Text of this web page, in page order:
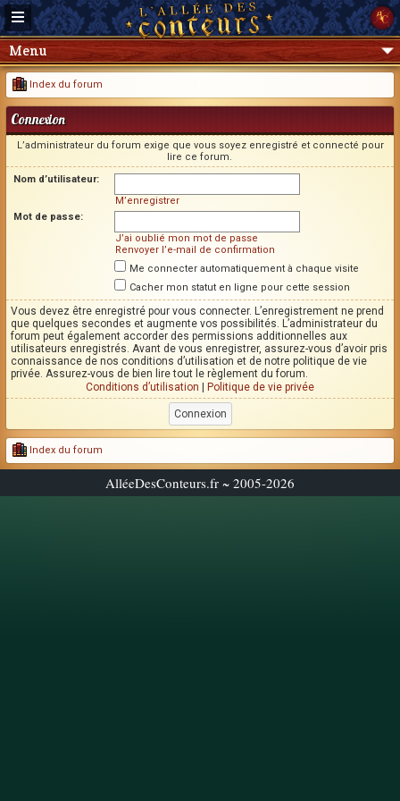
Menu
Index du forum
Connexion
L’administrateur du forum exige que vous soyez enregistré et connecté pour
lire ce forum.
Nom d’utilisateur:
M’enregistrer
Mot de passe:
J’ai oublié mon mot de passe
Renvoyer l’e-mail de confirmation
Me connecter automatiquement à chaque visite
Cacher mon statut en ligne pour cette session
Vous devez être enregistré pour vous connecter. L’enregistrement ne prend
que quelques secondes et augmente vos possibilités. L’administrateur du
forum peut également accorder des permissions additionnelles aux
utilisateurs enregistrés. Avant de vous enregistrer, assurez-vous d’avoir pris
connaissance de nos conditions d’utilisation et de notre politique de vie
privée. Assurez-vous de bien lire tout le règlement du forum.
Conditions d’utilisation
Politique de vie privée
Index du forum
AlléeDesConteurs.fr ~ 2005-2026